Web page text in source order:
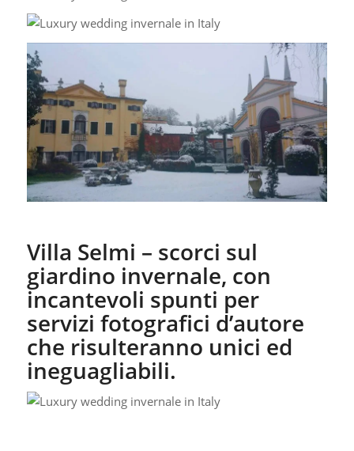
Villa Selmi – scorci sul
giardino invernale, con
incantevoli spunti per
servizi fotografici d’autore
che risulteranno unici ed
ineguagliabili.